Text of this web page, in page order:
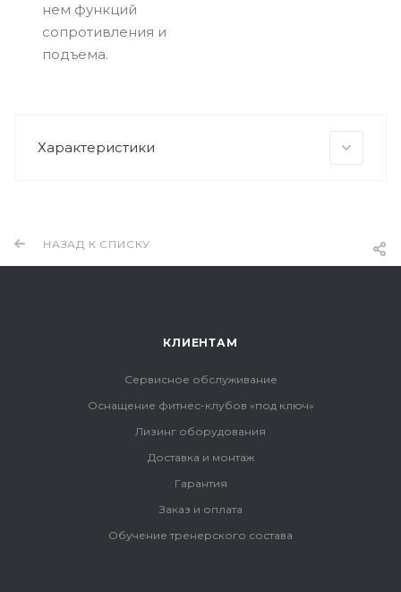
нем функций
сопротивления и
подъема.
Характеристики
НАЗАД К СПИСКУ
КЛИЕНТАМ
Сервисное обслуживание
Оснащение фитнес-клубов «под ключ»
Лизинг оборудования
Доставка и монтаж
Гарантия
Заказ и оплата
Обучение тренерского состава